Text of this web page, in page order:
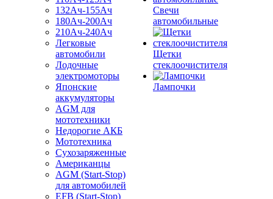
132Ач-155Ач
180Ач-200Ач
210Ач-240Ач
Легковые
автомобили
Лодочные
электромоторы
Японские
аккумуляторы
AGM для
мототехники
Недорогие АКБ
Мототехника
Сухозаряженные
Американцы
AGM (Start-Stop)
для автомобилей
EFB (Start-Stop)
Свечи
автомобильные
Щетки
стеклоочистителя
Лампочки